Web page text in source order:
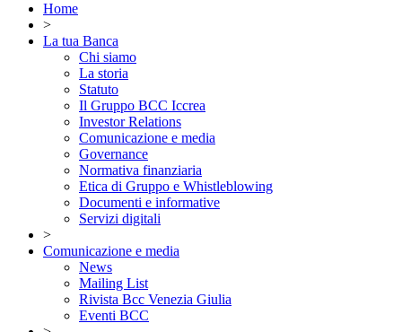
Home
>
La tua Banca
Chi siamo
La storia
Statuto
Il Gruppo BCC Iccrea
Investor Relations
Comunicazione e media
Governance
Normativa finanziaria
Etica di Gruppo e Whistleblowing
Documenti e informative
Servizi digitali
>
Comunicazione e media
News
Mailing List
Rivista Bcc Venezia Giulia
Eventi BCC